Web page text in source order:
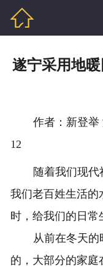

遂宁采用地
作者：新登举
12
随着我们现代
我们老百姓生活的
时，给我们的日常
从前在冬天
的，大部分的家